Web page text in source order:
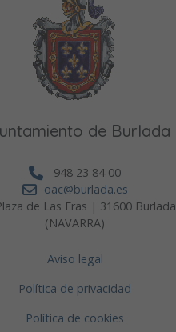
de Burlada
948 23 84 00
oac@burlada.es
de Las Eras | 31600 Burlada
(NAVARRA)
Aviso legal
Política de privacidad
Política de cookies